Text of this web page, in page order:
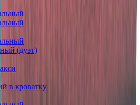
(дуэт)
в кроватку